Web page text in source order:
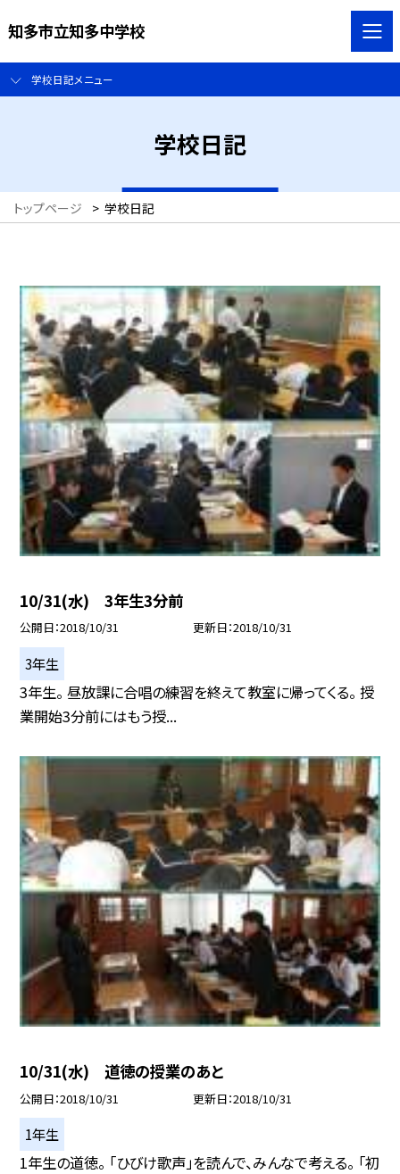
知多市立知多中学校
学校日記メニュー
学校日記
トップページ > 学校日記
10/31(水) 3年生3分前
公開日 2018/10/31 更新日 2018/10/31
3年生
3年生。 昼放課に合唱の練習を終えて教室に帰ってくる。 授
業開始3分前にはもう授...
10/31(水) 道徳の授業のあと
公開日 2018/10/31 更新日 2018/10/31
1年生
1年生の道徳。 「ひびけ歌声」を読んで、みんなで考える。 「初